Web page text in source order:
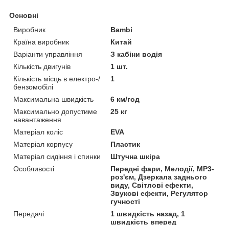
Основні
Виробник
Bambi
Країна виробник
Китай
Варіанти управління
З кабіни водія
Кількість двигунів
1 шт.
Кількість місць в електро-/
бензомобілі
1
Максимальна швидкість
6 км/год
Максимально допустиме
навантаження
25 кг
Матеріал коліс
EVA
Матеріал корпусу
Пластик
Матеріал сидіння і спинки
Штучна шкіра
Особливості
Передні фари, Мелодії, MP3-
роз'єм, Дзеркала заднього
виду, Світлові ефекти,
Звукові ефекти, Регулятор
гучності
Передачі
1 швидкість назад, 1
швидкість вперед